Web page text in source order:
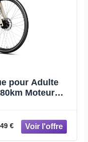
pour Adulte
Moteur
€